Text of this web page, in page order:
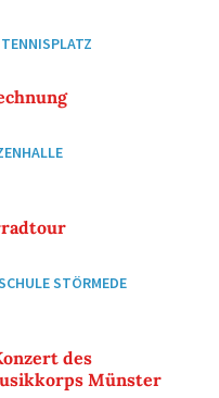
TENNISPLATZ
STÖRMEDE
des
Münster